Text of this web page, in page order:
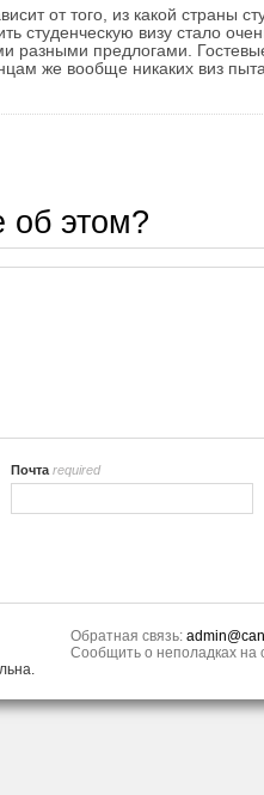
от того, из какой страны
студенческую визу стало
разными предлогами.
же вообще никаких виз
об этом?
Почта required
Обратная связь:
Сообщить о неполадках на